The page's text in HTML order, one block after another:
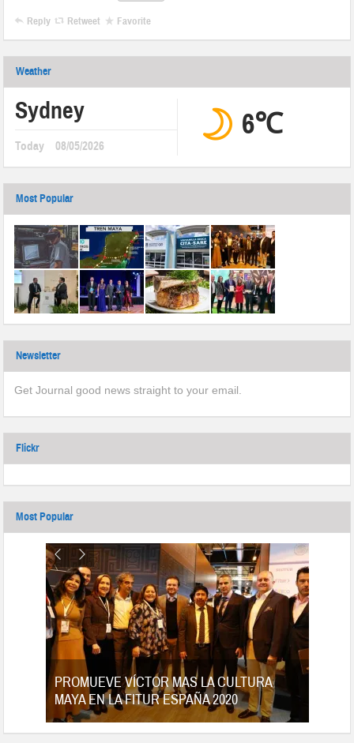
Reply Retweet Favorite
Weather
Sydney
Today 08/05/2026
6℃
Most Popular
Newsletter
Get Journal good news straight to your email.
Flickr
Most Popular
PROMUEVE VÍCTOR MAS LA CULTURA
MAYA EN LA FITUR ESPAÑA 2020